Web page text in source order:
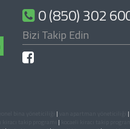
0 (850) 302
Bizi Takip Edin
| |
|